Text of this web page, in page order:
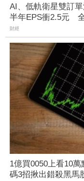
AI、低軌衛星雙訂
半年EPS衝2.5元
財經
1億買0050上看10
碼3招揪出錯殺黑馬